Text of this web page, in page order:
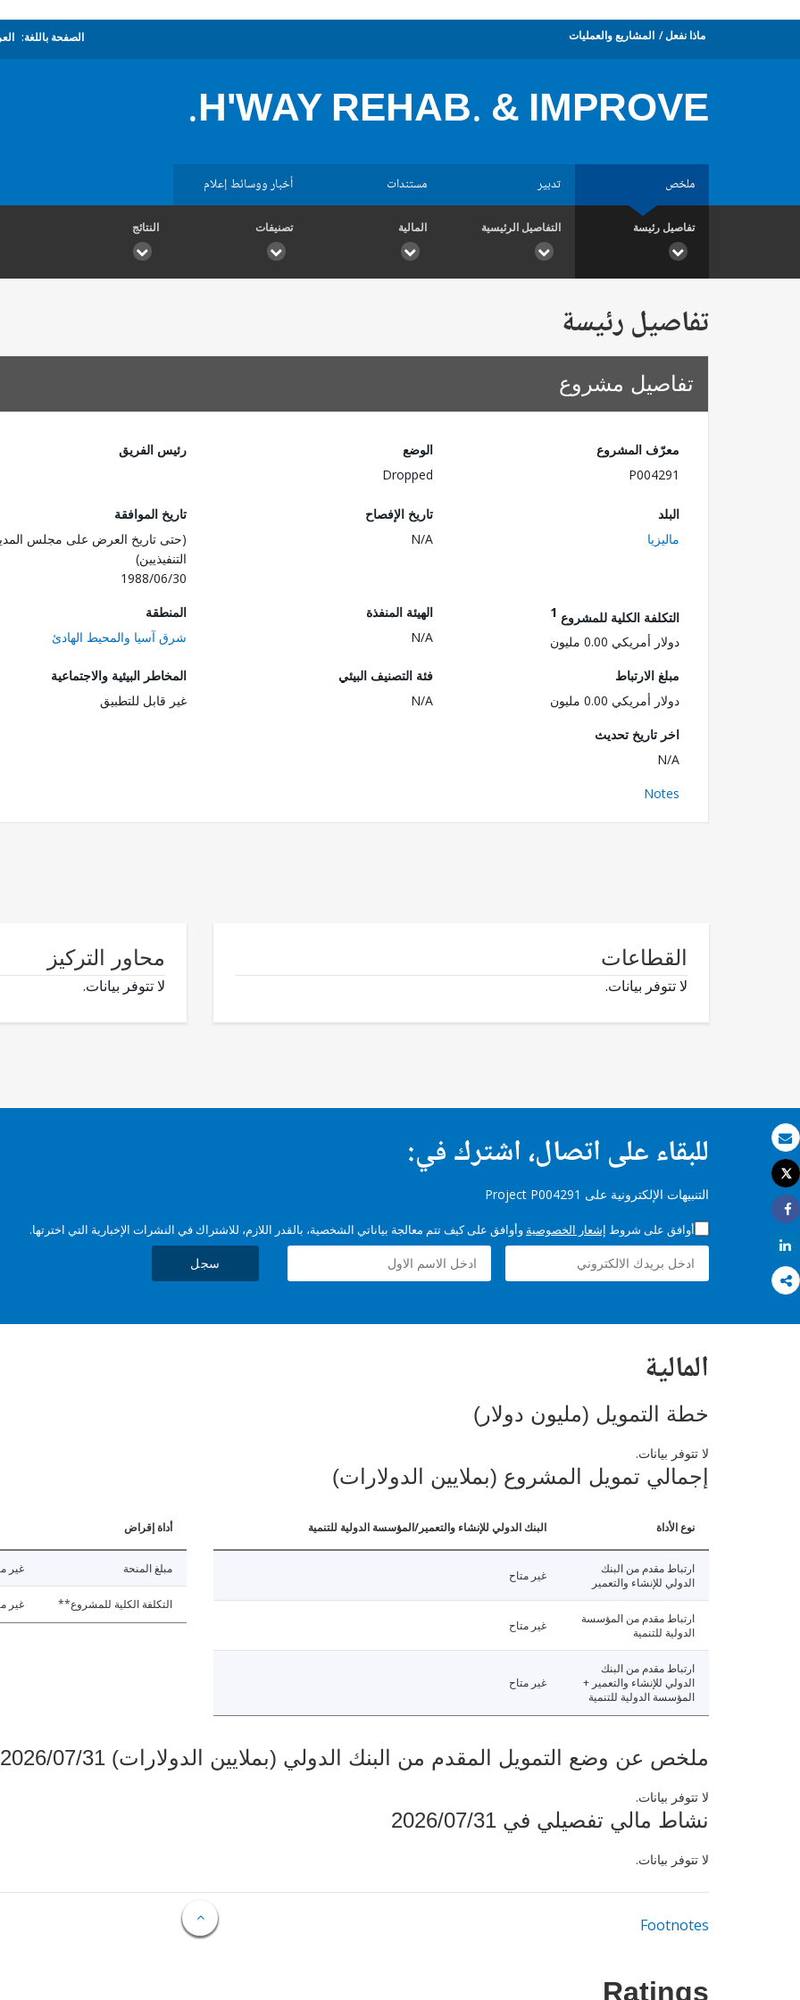
بريد الكتروني
طباعة
Tweet
Share
Share
ماذا نفعل المشاريع والعمليات الصفحة باللغة:
H'WAY REHAB. & IMPROVE.
ملخص تدبير مستندات أخبار ووسائط إعلام
تفاصيل رئيسة التفاصيل الرئيسية المالية تصنيفات النتائج
تفاصيل رئيسة
تفاصيل مشروع
معرّف المشروع
P004291
الوضع
Dropped
رئيس الفريق
البلد
ماليزيا
تاريخ الإفصاح
N/A
تاريخ الموافقة
(حتى تاريخ العرض على مجلس
التنفيذيين)
1988/06/30
التكلفة الكلية للمشروع 1
دولار أمريكي 0.00 مليون
الهيئة المنفذة
N/A
المنطقة
شرق آسيا والمحيط الهادئ
مبلغ الارتباط
دولار أمريكي 0.00 مليون
فئة التصنيف البيئي
N/A
المخاطر البيئية والاجتماعية
غير قابل للتطبيق
اخر تاريخ تحديث
N/A
Notes
القطاعات
لا تتوفر بيانات.
محاور التركيز
لا تتوفر بيانات.
للبقاء على اتصال، اشترك في:
التنبيهات الإلكترونية على Project P004291
أوافق على شروط إشعار الخصوصية وأوافق على كيف تتم معالجة بياناتي الشخصية، بالقدر اللازم، للاشتراك في النشرات الإخبارية التي اخترتها.
سجل
المالية
خطة التمويل (مليون دولار)
لا تتوفر بيانات.
إجمالي تمويل المشروع (بملايين الدولارات)
نوع الأداة البنك الدولي للإنشاء والتعمير/المؤسسة الدولية للتنمية
ارتباط مقدم من البنك
الدولي للإنشاء والتعمير
غير متاح
ارتباط مقدم من المؤسسة
الدولية للتنمية
غير متاح
ارتباط مقدم من البنك
الدولي للإنشاء والتعمير +
المؤسسة الدولية للتنمية
غير متاح
أداة إقراض
مبلغ المنحة غير
التكلفة الكلية للمشروع** غير
ملخص عن وضع التمويل المقدم من البنك الدولي (بملايين الدولارات) 2026/07/31
لا تتوفر بيانات.
نشاط مالي تفصيلي في 2026/07/31
لا تتوفر بيانات.
Footnotes